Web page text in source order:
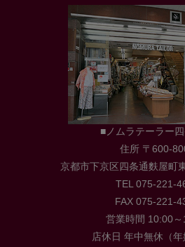
■ノムラテーラー
住所 〒600-
京都市下京区四条通麩屋町
TEL 075-221-
FAX 075-221-
営業時間 10:00
店休日 年中無休（年